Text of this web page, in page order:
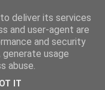
deliver its services
and user-agent are
and security
usage
abuse.
IT